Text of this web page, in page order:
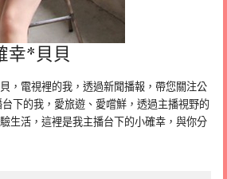
幸*貝貝
，電視裡的我，透過新聞播報，帶您關注公
下的我，愛旅遊、愛嚐鮮，透過主播視野的
生活，這裡是我主播台下的小確幸，與你分